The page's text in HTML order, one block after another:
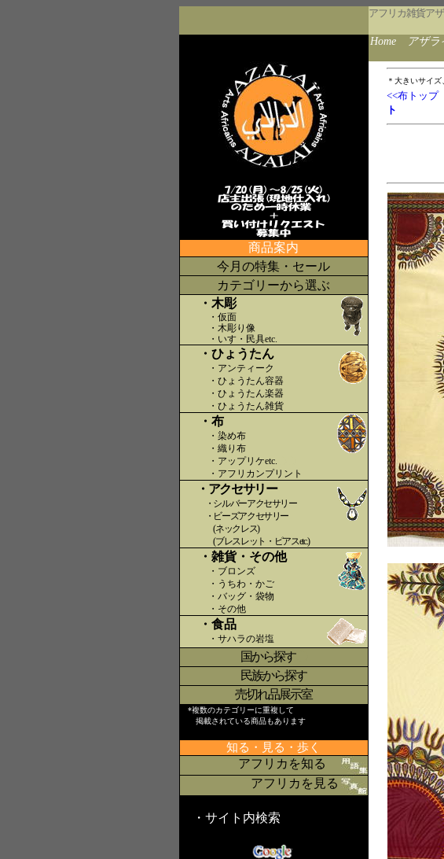
アフリカ雑貨ア
Home
アザラ
商品案内
今月の特集・セール
カテゴリーから選ぶ
・木彫
・仮面
・木彫り像
・いす・民具etc.
・ひょうたん
・アンティーク
・ひょうたん容器
・ひょうたん楽器
・ひょうたん雑貨
・布
・染め布
・織り布
・アップリケetc.
・アフリカンプリント
・アクセサリー
・シルバーアクセサリー
・ビーズアクセサリー
(ネックレス)
(ブレスレット・ピアスetc.)
・雑貨・その他
・ブロンズ
・うちわ・かご
・バッグ・袋物
・その他
・食品
・サハラの岩塩
国から探す〇
民族から探す
売切れ品展示室
*複数のカテゴリーに重複して
掲載されている商品もあります
知る・見る・歩く
アフリカを知る
アフリカを見る
・サイト内検索
＊大きいサイ
<<布トップ
ト